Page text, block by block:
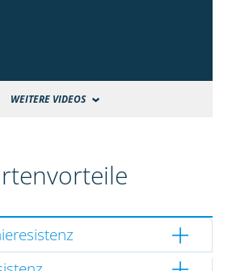
WEITERE VIDEOS